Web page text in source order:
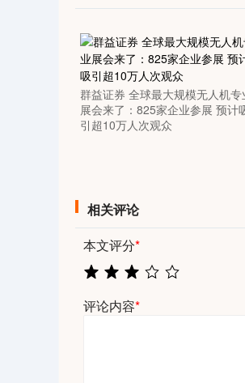
群益证券 全球最大规模无人机专
展会来了：825家企业参展 预计
引超10万人次观众
相关评论
本文评分*
评论内容*